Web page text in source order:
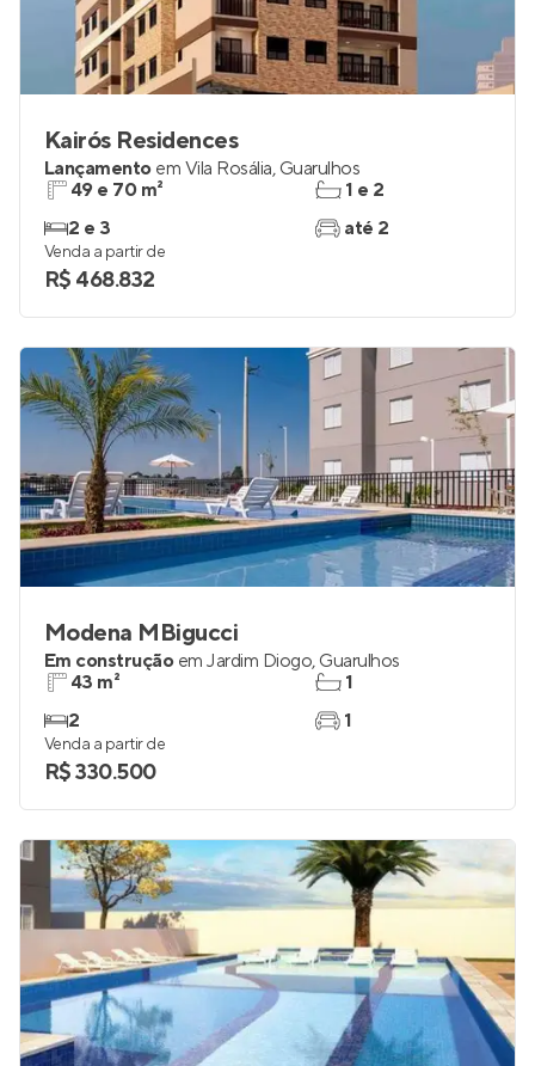
Kairós Residences
Lançamento em Vila Rosália, Guarulhos
49 e 70 m²
2 e 3
1 e 2
até 2
Venda a partir de
R$ 468.832
Modena MBigucci
Em construção em Jardim Diogo, Guarulhos
43 m²
2
1
1
Venda a partir de
R$ 330.500